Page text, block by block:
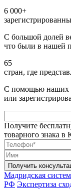
6 000+
С большой долей
что были в нашей
65
стран, где
С помощью наших
или
Получите
товарного знака в
Получить
Мадридская
РФ Экспертиза